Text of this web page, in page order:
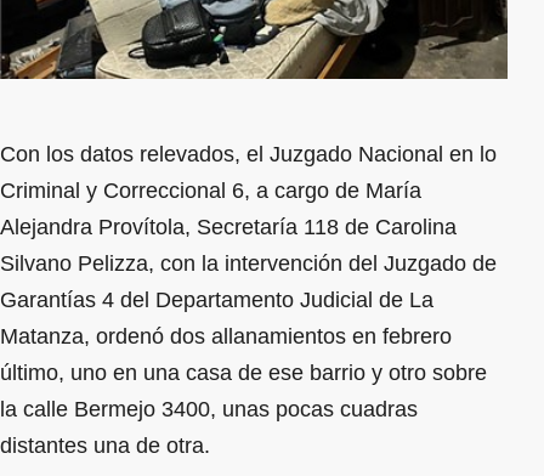
Con los datos relevados, el Juzgado Nacional en lo
Criminal y Correccional 6, a cargo de María
Alejandra Provítola, Secretaría 118 de Carolina
Silvano Pelizza, con la intervención del Juzgado de
Garantías 4 del Departamento Judicial de La
Matanza, ordenó dos allanamientos en febrero
último, uno en una casa de ese barrio y otro sobre
la calle Bermejo 3400, unas pocas cuadras
distantes una de otra.